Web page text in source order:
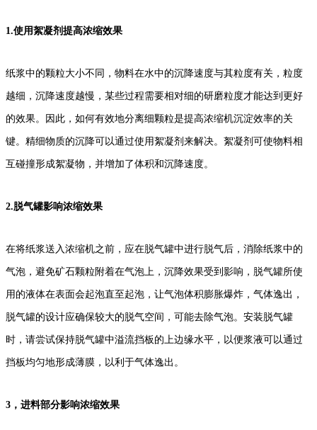
1.使用絮凝剂提高浓缩效果
纸浆中的颗粒大小不同，物料在水中的沉降速度与其粒度有关，粒度
越细，沉降速度越慢，某些过程需要相对细的研磨粒度才能达到更好
的效果。因此，如何有效地分离细颗粒是提高浓缩机沉淀效率的关
键。精细物质的沉降可以通过使用絮凝剂来解决。絮凝剂可使物料相
互碰撞形成絮凝物，并增加了体积和沉降速度。
2.脱气罐影响浓缩效果
在将纸浆送入浓缩机之前，应在脱气罐中进行脱气后，消除纸浆中的
气泡，避免矿石颗粒附着在气泡上，沉降效果受到影响，脱气罐所使
用的液体在表面会起泡直至起泡，让气泡体积膨胀爆炸，气体逸出，
脱气罐的设计应确保较大的脱气空间，可能去除气泡。安装脱气罐
时，请尝试保持脱气罐中溢流挡板的上边缘水平，以便浆液可以通过
挡板均匀地形成薄膜，以利于气体逸出。
3，进料部分影响浓缩效果